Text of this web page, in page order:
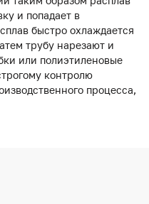
и попадает в
быстро охлаждается
трубу нарезают и
или полиэтиленовые
контролю
процесса,